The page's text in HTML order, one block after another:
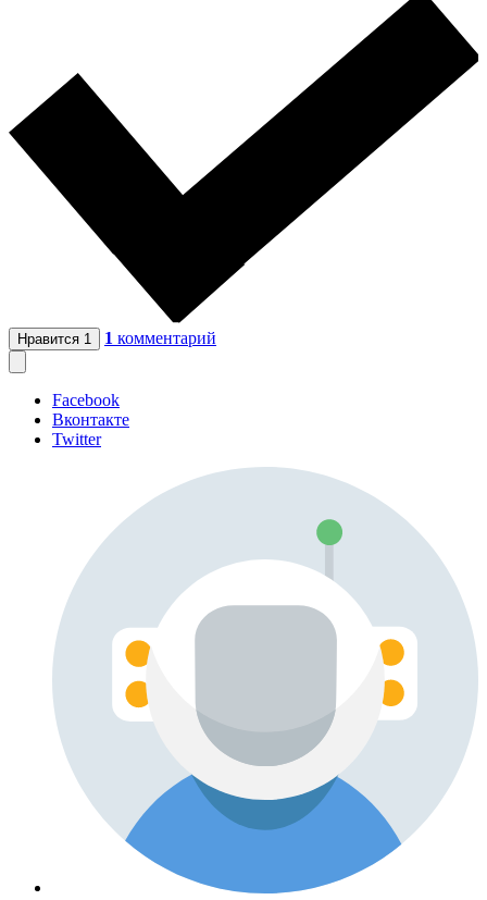
Нравится 1 1 комментарий
Facebook
Вконтакте
Twitter